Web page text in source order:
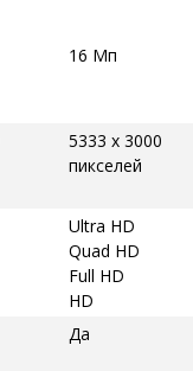
16 Мп
5333 x 3000
пикселей
Ultra HD
Quad HD
Full HD
HD
Да